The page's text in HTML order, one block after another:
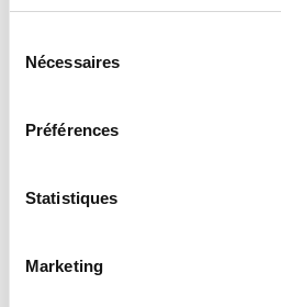
Nécessaires
Préférences
Statistiques
Marketing
Entgratungswerkzeug, das in
kann es zu
Wenn man großformatige